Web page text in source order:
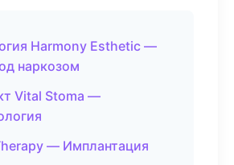
Harmony Esthetic —
наркозом
Vital Stoma —
— Имплантация